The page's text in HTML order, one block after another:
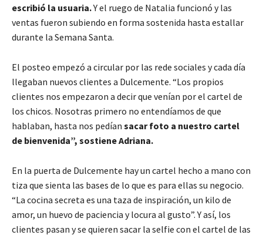
escribió la usuaria.Y el ruego de Natalia funcionó y las
ventas fueron subiendo en forma sostenida hasta estallar
durante la Semana Santa.
El posteo empezó a circular por las rede sociales y cada día
llegaban nuevos clientes a Dulcemente. “Los propios
clientes nos empezaron a decir que venían por el cartel de
los chicos. Nosotras primero no entendíamos de que
hablaban, hasta nos pedían sacar foto a nuestro cartel
de bienvenida”, sostiene Adriana.
En la puerta de Dulcemente hay un cartel hecho a mano con
tiza que sienta las bases de lo que es para ellas su negocio.
“La cocina secreta es una taza de inspiración, un kilo de
amor, un huevo de paciencia y locura al gusto”. Y así, los
clientes pasan y se quieren sacar la selfie con el cartel de las